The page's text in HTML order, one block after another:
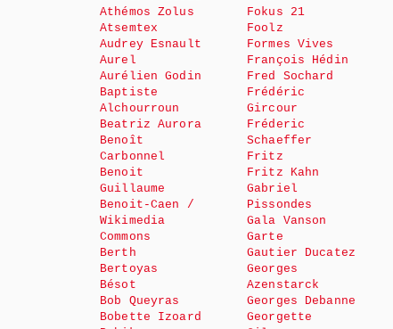
Athémos Zolus
Atsemtex
Audrey Esnault
Aurel
Aurélien Godin
Baptiste
Alchourroun
Beatriz Aurora
Benoît
Carbonnel
Benoit
Guillaume
Benoit-Caen /
Wikimedia
Commons
Berth
Bertoyas
Bésot
Bob Queyras
Bobette Izoard
Fokus 21
Foolz
Formes Vives
François Hédin
Fred Sochard
Frédéric
Gircour
Fréderic
Schaeffer
Fritz
Fritz Kahn
Gabriel
Pissondes
Gala Vanson
Garte
Gautier Ducatez
Georges
Azenstarck
Georges Debanne
Georgette